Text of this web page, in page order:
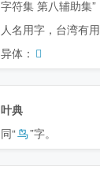
字符集 第八辅助集”
人名用字，台湾有
异体： 𬷻
叶典
同“鸟”字。